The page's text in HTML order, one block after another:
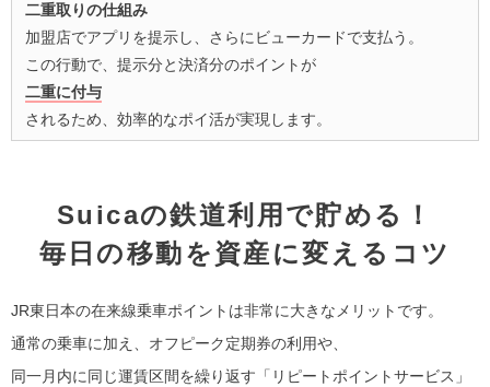
二重取りの仕組み
加盟店でアプリを提示し、さらにビューカードで支払う。
この行動で、提示分と決済分のポイントが
二重に付与
されるため、効率的なポイ活が実現します。
Suicaの鉄道利用で貯める！
毎日の移動を資産に変えるコツ
JR東日本の在来線乗車ポイントは非常に大きなメリットです。
通常の乗車に加え、オフピーク定期券の利用や、
同一月内に同じ運賃区間を繰り返す「リピートポイントサービス」